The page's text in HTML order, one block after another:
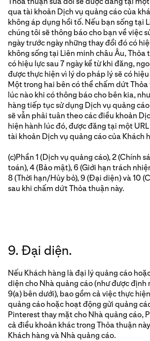
qua tài khoản Dịch vụ quảng cáo của
không áp dụng hồi tố. Nếu bạn sống tại
chúng tôi sẽ thông báo cho bạn về việc
ngày trước ngày những thay đổi đó có
không sống tại Liên minh châu Âu, Thỏa
có hiệu lực sau 7 ngày kể từ khi đăng,
được thực hiện vì lý do pháp lý sẽ có
Một trong hai bên có thể chấm dứt
lúc nào khi có thông báo cho bên kia,
hàng tiếp tục sử dụng Dịch vụ quảng
sẽ vẫn phải tuân theo các điều khoản
hiện hành lúc đó, được đăng tại một
tài khoản Dịch vụ quảng cáo của Khách
(c)Phần 1 (Dịch vụ quảng cáo), 2 (Chính
toán), 4 (Bảo mật), 6 (Giới hạn trách
8 (Thời hạn/Hủy bỏ), 9 (Đại diện) và 10
sau khi chấm dứt Thỏa thuận này.
9. Đại diện.
Nếu Khách hàng là đại lý quảng cáo
diện cho Nhà quảng cáo (như được định
9(a) bên dưới), bao gồm cả việc thực
quảng cáo hoặc hoạt động gửi quảng
Pinterest thay mặt cho Nhà quảng cáo,
cả điều khoản khác trong Thỏa thuận
Khách hàng và Nhà quảng cáo.